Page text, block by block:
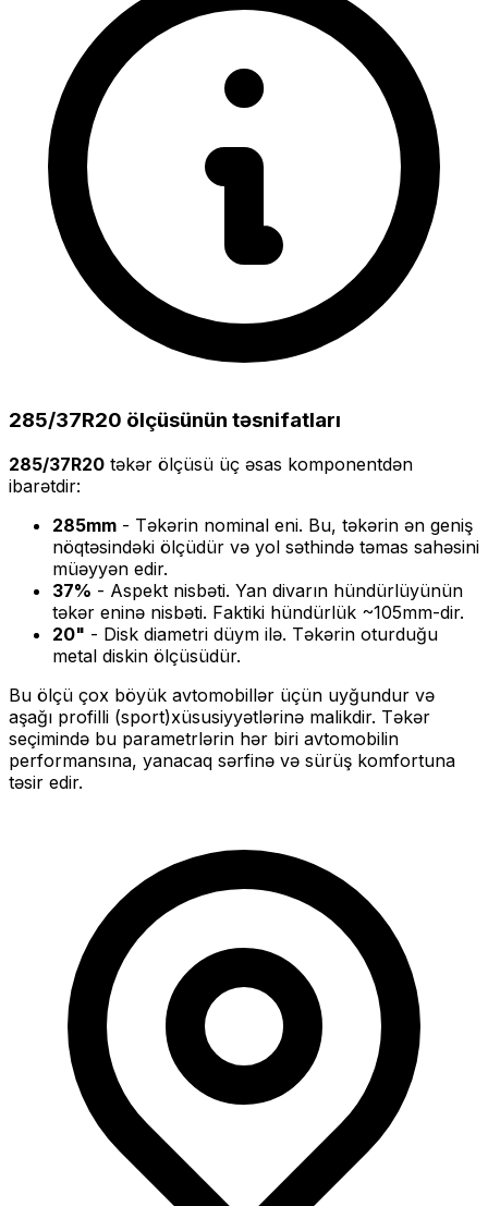
285/37R20 ölçüsünün təsnifatları
285/37R20 təkər ölçüsü üç əsas komponentdən
ibarətdir:
285mm - Təkərin nominal eni. Bu, təkərin ən geniş
nöqtəsindəki ölçüdür və yol səthində təmas sahəsini
müəyyən edir.
37% - Aspekt nisbəti. Yan divarın hündürlüyünün
təkər eninə nisbəti. Faktiki hündürlük ~105mm-dir.
20" - Disk diametri düym ilə. Təkərin oturduğu
metal diskin ölçüsüdür.
Bu ölçü çox böyük avtomobillər üçün uyğundur və
aşağı profilli (sport)xüsusiyyətlərinə malikdir. Təkər
seçimində bu parametrlərin hər biri avtomobilin
performansına, yanacaq sərfinə və sürüş komfortuna
təsir edir.